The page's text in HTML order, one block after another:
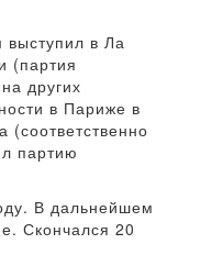
в Ла
(партия
других
в Париже в
партию
В дальнейшем
Скончался 20